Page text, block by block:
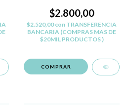
$2.800,00
$2.520,00con TRANSFERENCIA
BANCARIA (COMPRAS MAS DE
$20MIL PRODUCTOS )